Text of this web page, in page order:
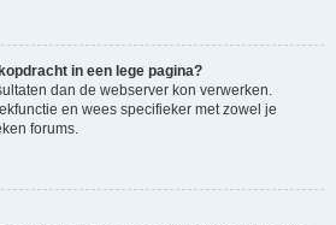
in een lege pagina?
dan de webserver kon verwerken.
en wees specifieker met zowel je
forums.